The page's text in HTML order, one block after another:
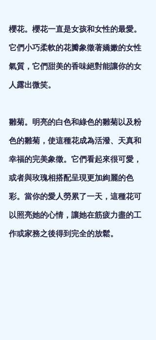
櫻花。櫻花一直是女孩和女性的最愛。
它們小巧柔軟的花瓣象徵著嬌嫩的女性
氣質，它們甜美的香味絕對能讓你的女
人露出微笑。
雛菊。明亮的白色和綠色的雛菊以及粉
色的雛菊，使這種花成為活潑、天真和
幸福的完美象徵。它們看起來很可愛，
或者與玫瑰相搭配呈現更加絢麗的色
彩。當你的愛人勞累了一天，這種花可
以照亮她的心情，讓她在筋疲力盡的工
作或家務之後得到完全的放鬆。